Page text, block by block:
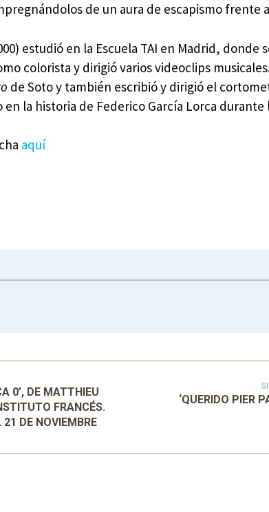
de un aura de escapismo frente
estudió en la Escuela TAI en Madrid, donde
colorista y dirigió varios videoclips
de Soto y también escribió y dirigió el
la historia de Federico García Lorca durante
aquí
0’, DE MATTHIEU
FRANCÉS.
21 DE NOVIEMBRE
‘QUERIDO PIER